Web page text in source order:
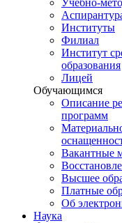
Институты
Филиал
Институт
образования
Лицей
Обучающимся
Описание
программ
Вакантные
Высшее
Платные
Об
Наука